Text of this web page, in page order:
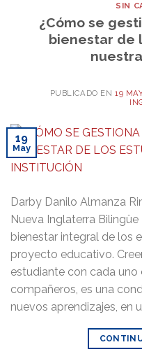
SIN
¿Cómo se
bienestar de
PUBLICADO EN 19
19
May
Darby Danilo Almanza
Nueva Inglaterra
bienestar integral de los
proyecto educativo.
estudiante con cada
compañeros, es una
nuevos aprendizajes, en